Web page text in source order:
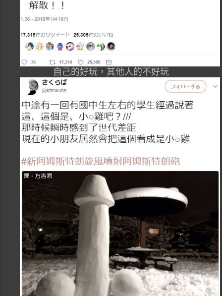
自己的好玩，其他人的不好玩